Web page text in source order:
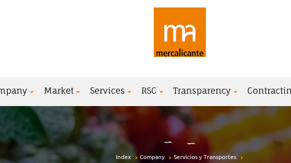
Market Services RSC Transparency
Index Company Servicios y Transportes